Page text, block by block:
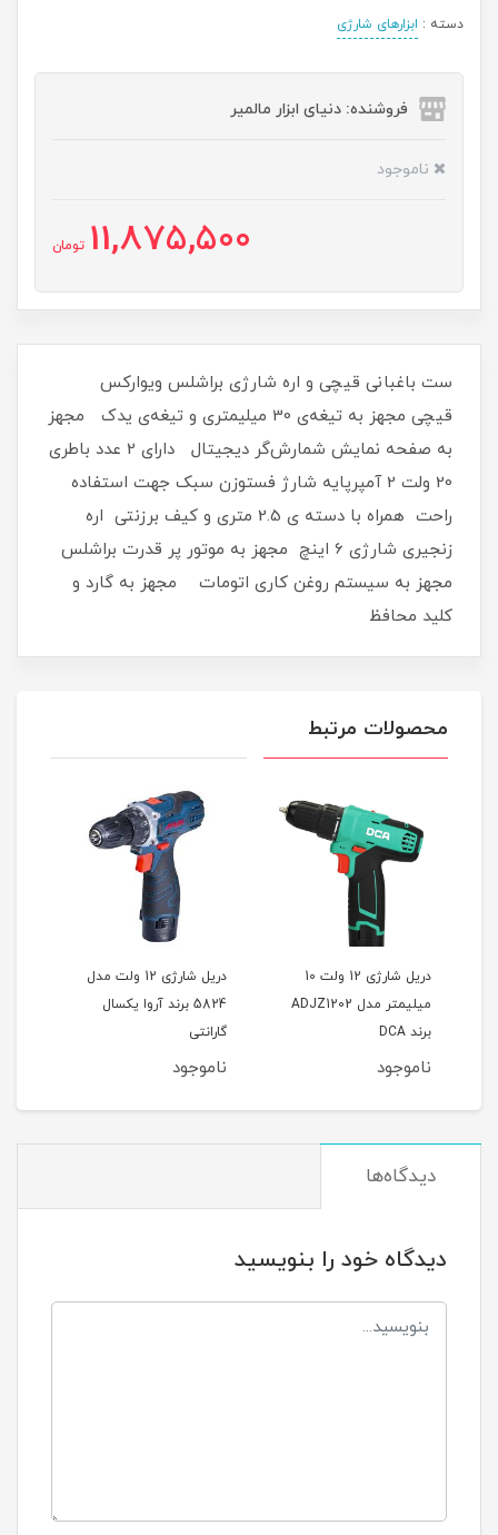
دسته : ابزارهای شارژی
فروشنده: دنیای ابزار مالمیر
ناموجود
11,875,500 تومان
ست باغبانی قیچی و اره شارژی براشلس ویوارکس
قیچی مجهز به تیغه‌ی 30 میلیمتری و تیغه‌ی یدک مجهز
به صفحه نمایش شمارش‌گر دیجیتال دارای 2 عدد باطری
20 ولت 2 آمپرپایه شارژ فستوزن سبک جهت استفاده
راحت همراه با دسته ی 2.5 متری و کیف برزنتی اره
زنجیری شارژی 6 اینچ مجهز به موتور پر قدرت براشلس
مجهز به سیستم روغن کاری اتومات مجهز به گارد و
کلید محافظ
محصولات مرتبط
دریل شارژی 12 ولت 10
میلیمتر مدل ADJZ1202
برند DCA
ناموجود
دریل شارژی 12 ولت مدل
5824 برند آروا یکسال
گارانتی
ناموجود
دیدگاه‌ها
دیدگاه خود را بنویسید